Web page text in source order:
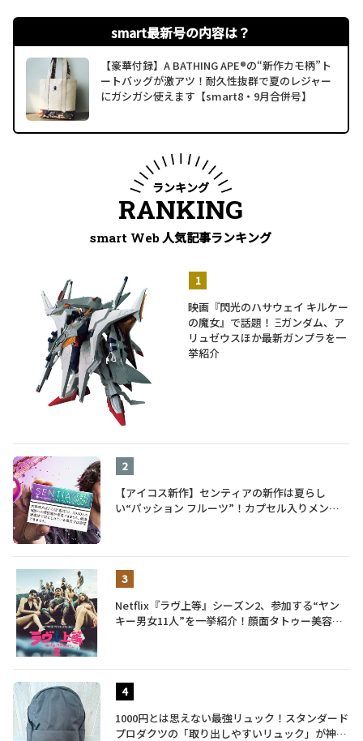
smart最新号の内容は？
【豪華付録】A BATHING APE®の“新作カモ柄”ト
ートバッグが激アツ！耐久性抜群で夏のレジャー
にガシガシ使えます【smart8・9月合併号】
ランキング
RANKING
smart Web 人気記事ランキング
映画『閃光のハサウェイ キルケー
の魔女』で話題！ Ξガンダム、ア
リュゼウスほか最新ガンプラを一
挙紹介
【アイコス新作】センティアの新作は夏らし
い“パッション フルーツ”！カプセル入りメンソ
Netflix『ラヴ上等』シーズン2、参加する“ヤン
キー男女11人”を一挙紹介！顔面タトゥー美容
1000円とは思えない最強リュック！スタンダード
プロダクツの「取り出しやすいリュック」が神す